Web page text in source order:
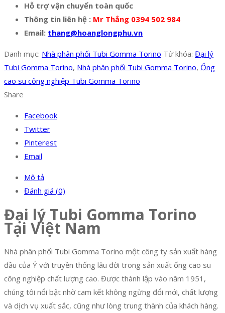
Hỗ trợ vận chuyển toàn quốc
Thông tin liên hệ : Mr Thắng 0394 502 984
Email: thang@hoanglongphu.vn
Danh mục: Nhà phân phối Tubi Gomma Torino Từ khóa: Đại lý
Tubi Gomma Torino, Nhà phân phối Tubi Gomma Torino, Ống
cao su công nghiệp Tubi Gomma Torino
Share
Facebook
Twitter
Pinterest
Email
Mô tả
Đánh giá (0)
Đại lý Tubi Gomma Torino
Tại Việt Nam
Nhà phân phối Tubi Gomma Torino một công ty sản xuất hàng
đầu của Ý với truyền thống lâu đời trong sản xuất ống cao su
công nghiệp chất lượng cao. Được thành lập vào năm 1951,
chúng tôi nổi bật nhờ cam kết không ngừng đổi mới, chất lượng
và dịch vụ xuất sắc, cũng như lòng trung thành của khách hàng.